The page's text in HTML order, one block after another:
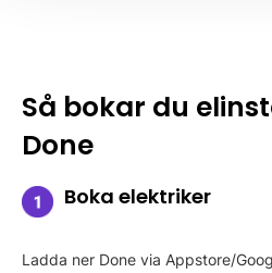
Så bokar du
Done
Boka elektriker
Ladda ner Done via Appstore/